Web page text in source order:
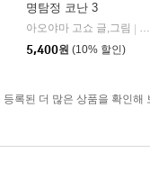
어코믹스(서울문화사)
명탐정 코난 3
아오야마 고쇼 글,그림
5,400원 (10% 할인)
록된 더 많은 상품을 확인해